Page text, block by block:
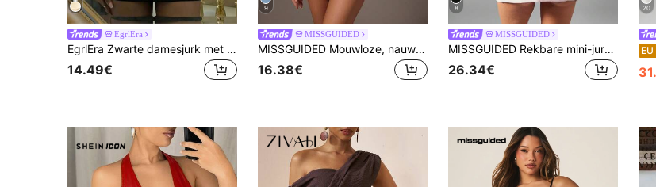
EgrlEra
EgrlEra Zwarte damesjurk met decoratieve band langs de zijnaad.
14.49€
9
MISSGUIDED
MISSGUIDED Mouwloze, nauwsluitende mini-jurk met hoge hals en sleutelgatuitsnijding voor feestelijke avondgelegenheden.
16.38€
8
MISSGUIDED
MISSGUIDED Rekbare mini-jurk met ingebouwde korte broek, strikbandjes op de rug, spaghettibandjes, zomer, lente, bodycon, club, feest, avondje uit, mini-lengte, nauwsluitend
26.34€
20